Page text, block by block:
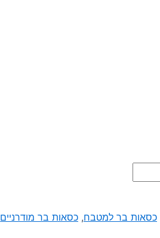
כסאות בר למטבח, כסאות בר מודרניים